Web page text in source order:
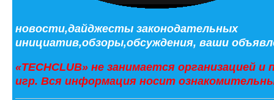
новости,дайджесты законодательных
инициатив,обзоры,обсуждения, ваши
«TECHCLUB» не занимается организацией
игр. Вся информация носит